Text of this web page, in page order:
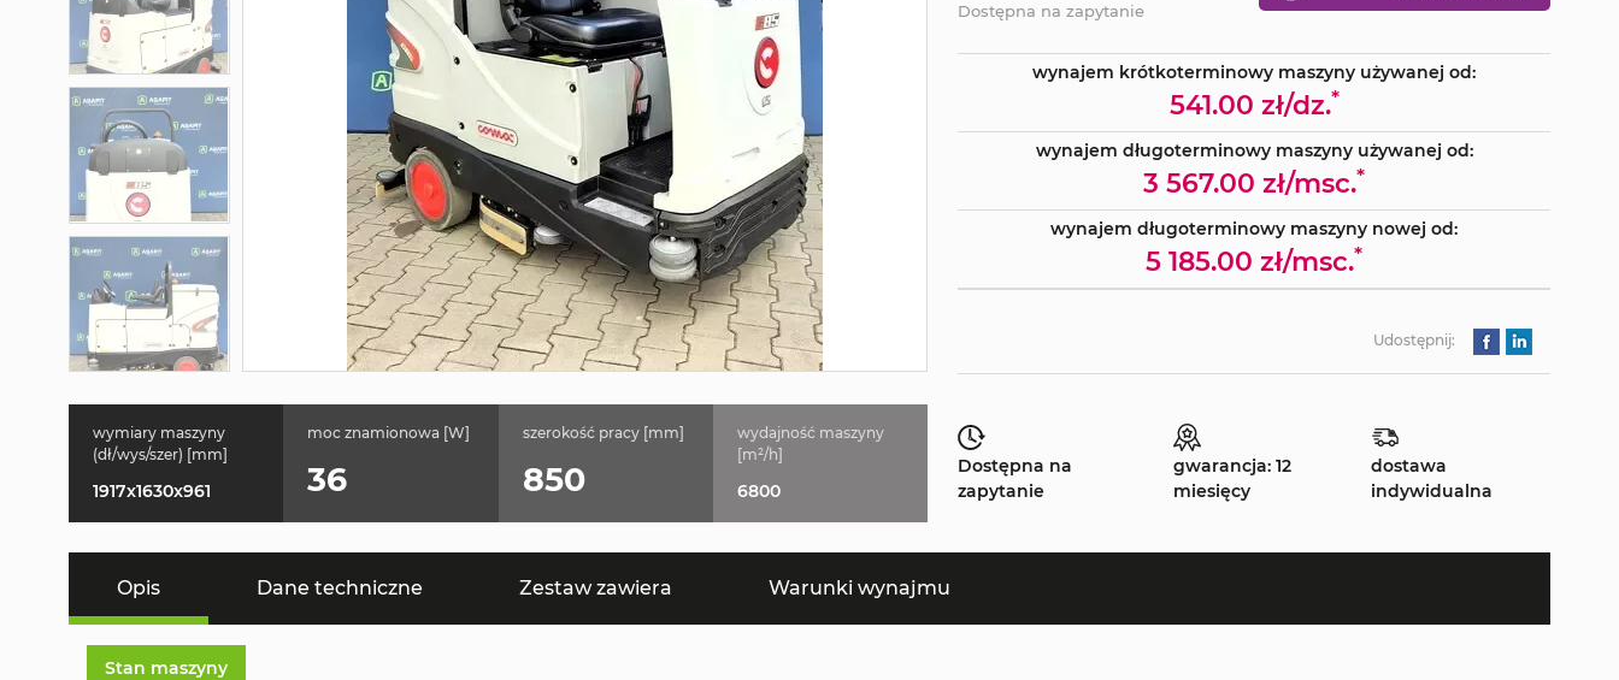
Dostępna na zapytanie
wynajem krótkoterminowy maszyny używanej od:
541.00 zł/dz.*
wynajem długoterminowy maszyny używanej od:
3 567.00 zł/msc.*
wynajem długoterminowy maszyny nowej od:
5 185.00 zł/msc.*
Udostępnij:
wymiary maszyny
(dł/wys/szer) [mm]
1917x1630x961
moc znamionowa [W]
36
szerokość pracy [mm]
850
wydajność maszyny
[m²/h]
6800
Dostępna na
zapytanie
gwarancja: 12
miesięcy
dostawa
indywidualna
Opis Dane techniczne Zestaw zawiera Warunki wynajmu
Stan maszyny